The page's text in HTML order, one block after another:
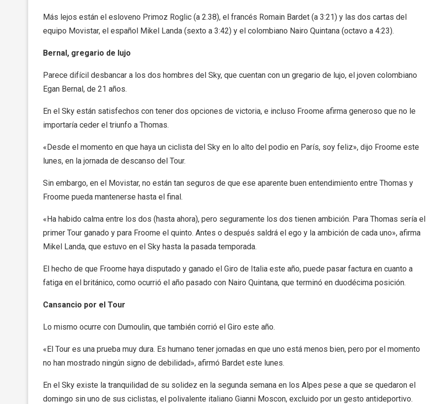
Más lejos están el esloveno Primoz Roglic (a 2.38), el francés Romain Bardet (a 3:21) y las dos cartas del
equipo Movistar, el español Mikel Landa (sexto a 3:42) y el colombiano Nairo Quintana (octavo a 4:23).
Bernal, gregario de lujo
Parece difícil desbancar a los dos hombres del Sky, que cuentan con un gregario de lujo, el joven colombiano
Egan Bernal, de 21 años.
En el Sky están satisfechos con tener dos opciones de victoria, e incluso Froome afirma generoso que no le
importaría ceder el triunfo a Thomas.
«Desde el momento en que haya un ciclista del Sky en lo alto del podio en París, soy feliz», dijo Froome este
lunes, en la jornada de descanso del Tour.
Sin embargo, en el Movistar, no están tan seguros de que ese aparente buen entendimiento entre Thomas y
Froome pueda mantenerse hasta el final.
«Ha habido calma entre los dos (hasta ahora), pero seguramente los dos tienen ambición. Para Thomas sería el
primer Tour ganado y para Froome el quinto. Antes o después saldrá el ego y la ambición de cada uno», afirma
Mikel Landa, que estuvo en el Sky hasta la pasada temporada.
El hecho de que Froome haya disputado y ganado el Giro de Italia este año, puede pasar factura en cuanto a
fatiga en el británico, como ocurrió el año pasado con Nairo Quintana, que terminó en duodécima posición.
Cansancio por el Tour
Lo mismo ocurre con Dumoulin, que también corrió el Giro este año.
«El Tour es una prueba muy dura. Es humano tener jornadas en que uno está menos bien, pero por el momento
no han mostrado ningún signo de debilidad», afirmó Bardet este lunes.
En el Sky existe la tranquilidad de su solidez en la segunda semana en los Alpes pese a que se quedaron el
domingo sin uno de sus ciclistas, el polivalente italiano Gianni Moscon, excluido por un gesto antideportivo.